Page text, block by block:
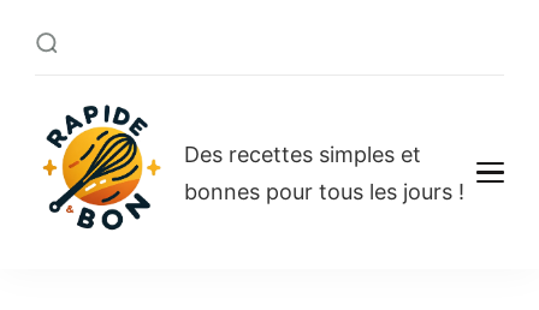
Rapide et bon
Des recettes simples et
bonnes pour tous les jours !